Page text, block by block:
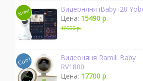
Видеоняня iBaby i20 Yobi
Цена: 15490 р.
16990 р.
Видеоняня Ramili Baby
RV1800
Цена: 17700 р.